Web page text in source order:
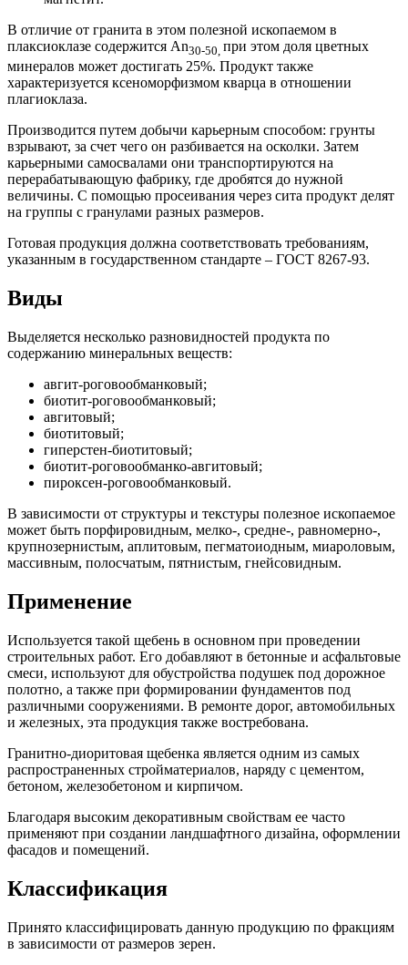
В отличие от гранита в этом полезной ископаемом в
плаксиоклазе содержится An30-50, при этом доля цветных
минералов может достигать 25%. Продукт также
характеризуется ксеноморфизмом кварца в отношении
плагиоклаза.
Производится путем добычи карьерным способом: грунты
взрывают, за счет чего он разбивается на осколки. Затем
карьерными самосвалами они транспортируются на
перерабатывающую фабрику, где дробятся до нужной
величины. С помощью просеивания через сита продукт делят
на группы с гранулами разных размеров.
Готовая продукция должна соответствовать требованиям,
указанным в государственном стандарте – ГОСТ 8267-93.
Виды
Выделяется несколько разновидностей продукта по
содержанию минеральных веществ:
авгит-роговообманковый;
биотит-роговообманковый;
авгитовый;
биотитовый;
гиперстен-биотитовый;
биотит-роговообманко-авгитовый;
пироксен-роговообманковый.
В зависимости от структуры и текстуры полезное ископаемое
может быть порфировидным, мелко-, средне-, равномерно-,
крупнозернистым, аплитовым, пегматоиодным, миароловым,
массивным, полосчатым, пятнистым, гнейсовидным.
Применение
Используется такой щебень в основном при проведении
строительных работ. Его добавляют в бетонные и асфальтовые
смеси, используют для обустройства подушек под дорожное
полотно, а также при формировании фундаментов под
различными сооружениями. В ремонте дорог, автомобильных
и железных, эта продукция также востребована.
Гранитно-диоритовая щебенка является одним из самых
распространенных стройматериалов, наряду с цементом,
бетоном, железобетоном и кирпичом.
Благодаря высоким декоративным свойствам ее часто
применяют при создании ландшафтного дизайна, оформлении
фасадов и помещений.
Классификация
Принято классифицировать данную продукцию по фракциям
в зависимости от размеров зерен.